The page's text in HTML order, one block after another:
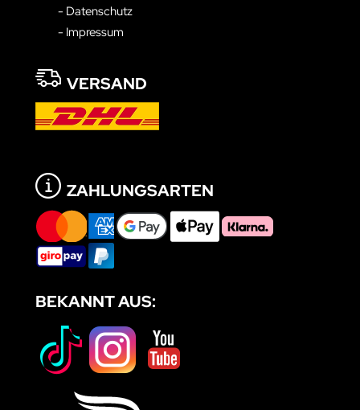
- Datenschutz
- Impressum
VERSAND
ZAHLUNGSARTEN
BEKANNT AUS: